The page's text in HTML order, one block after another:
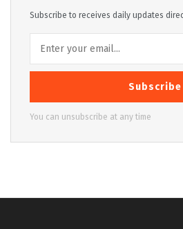
Subscribe to receives daily updates
Subscribe
You can unsubscribe at any time